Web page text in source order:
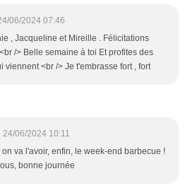
06/2024 07:46
, Jacqueline et Mireille . Félicitations
/> Belle semaine à toi Et profites des
viennent <br /> Je t'embrasse fort , fort
24/06/2024 10:11
on va l'avoir, enfin, le week-end barbecue !
bonne journée